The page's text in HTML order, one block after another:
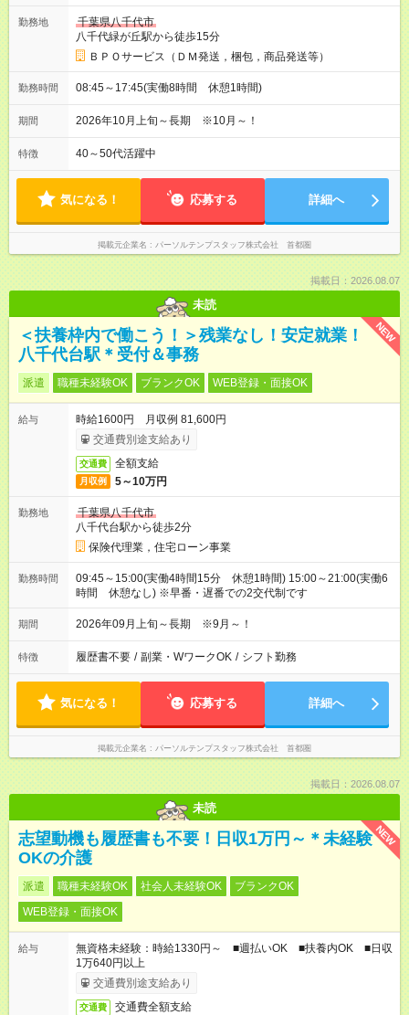
勤務地
千葉県八千代市
八千代緑が丘駅から徒歩15分
ＢＰＯサービス（ＤＭ発送，梱包，商品発送等）
勤務時間 08:45～17:45(実働8時間 休憩1時間)
期間 2026年10月上旬～長期 ※10月～！
特徴 40～50代活躍中
気になる！ 応募する 詳細へ
掲載元企業名 パーソルテンプスタッフ株式会社 首都圏
掲載日：2026.08.07
未読
NEW
＜扶養枠内で働こう！＞残業なし！安定就業！
八千代台駅＊受付＆事務
派遣 職種未経験OK ブランクOK WEB登録・面接OK
給与
時給1600円 月収例 81,600円
交通費別途支給あり
交通費 全額支給
月収例 5～10万円
勤務地
千葉県八千代市
八千代台駅から徒歩2分
保険代理業，住宅ローン事業
勤務時間
09:45～15:00(実働4時間15分 休憩1時間) 15:00～21:00(実働6
時間 休憩なし) ※早番・遅番での2交代制です
期間 2026年09月上旬～長期 ※9月～！
特徴 履歴書不要 / 副業・WワークOK / シフト勤務
気になる！ 応募する 詳細へ
掲載元企業名 パーソルテンプスタッフ株式会社 首都圏
掲載日：2026.08.07
未読
NEW
志望動機も履歴書も不要！日収1万円～＊未経験
OKの介護
派遣 職種未経験OK 社会人未経験OK
ブランクOK
WEB登録・面接OK
給与
無資格未経験：時給1330円～ ■週払いOK ■扶養内OK ■日収
1万640円以上
交通費別途支給あり
交通費 交通費全額支給